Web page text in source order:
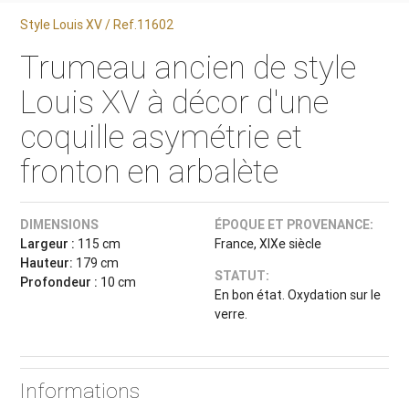
Style Louis XV / Ref.11602
Trumeau ancien de style
Louis XV à décor d'une
coquille asymétrie et
fronton en arbalète
DIMENSIONS
Largeur : 115 cm
Hauteur: 179 cm
Profondeur : 10 cm
ÉPOQUE ET PROVENANCE:
France, XIXe siècle
STATUT:
En bon état. Oxydation sur le
verre.
Informations